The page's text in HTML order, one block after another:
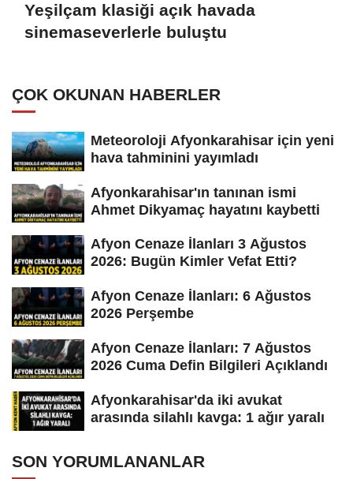
Yeşilçam klasiği açık havada
sinemaseverlerle buluştu
ÇOK OKUNAN HABERLER
Meteoroloji Afyonkarahisar için yeni
hava tahminini yayımladı
Afyonkarahisar'ın tanınan ismi
Ahmet Dikyamaç hayatını kaybetti
Afyon Cenaze İlanları 3 Ağustos
2026: Bugün Kimler Vefat Etti?
Afyon Cenaze İlanları: 6 Ağustos
2026 Perşembe
Afyon Cenaze İlanları: 7 Ağustos
2026 Cuma Defin Bilgileri Açıklandı
Afyonkarahisar'da iki avukat
arasında silahlı kavga: 1 ağır yaralı
SON YORUMLANANLAR